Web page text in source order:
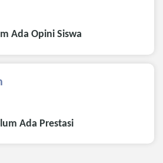
Ada Opini Siswa
Ada Prestasi